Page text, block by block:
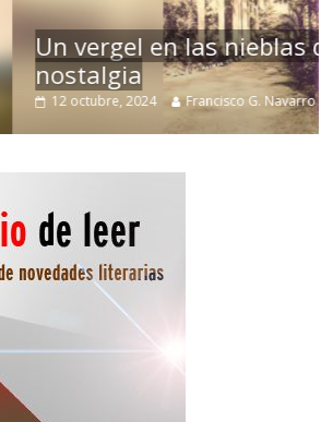
las nieblas de la
Francisco G. Navarro 0